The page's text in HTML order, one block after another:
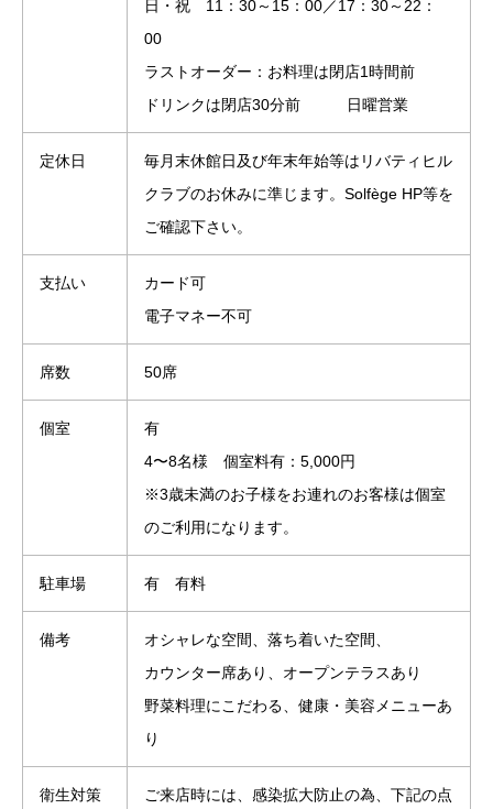
日・祝 11：30～15：00／17：30～22：
00
ラストオーダー：お料理は閉店1時間前
ドリンクは閉店30分前 日曜営業
定休日
毎月末休館日及び年末年始等はリバティヒル
クラブのお休みに準じます。Solfège HP等を
ご確認下さい。
支払い
カード可
電子マネー不可
席数 50席
個室
有
4〜8名様 個室料有：5,000円
※3歳未満のお子様をお連れのお客様は個室
のご利用になります。
駐車場 有 有料
備考
オシャレな空間、落ち着いた空間、
カウンター席あり、オープンテラスあり
野菜料理にこだわる、健康・美容メニューあ
り
衛生対策
ご来店時には、感染拡大防止の為、下記の点